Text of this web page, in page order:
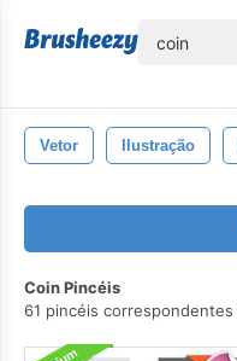
Vetor Ilustração
Coin Pincéis
61 pincéis correspondentes